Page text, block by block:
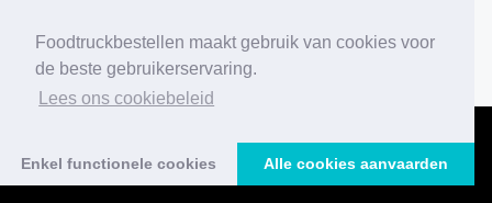
Foodtruckbestellen maakt gebruik van cookies voor
de beste gebruikerservaring.
Lees ons cookiebeleid
Enkel functionele cookies Alle cookies aanvaarden